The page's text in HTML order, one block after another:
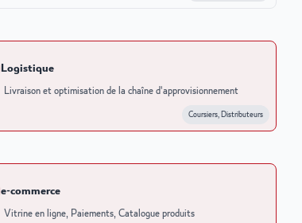
Logistique
Livraison et optimisation de la chaîne d'approvisionnement
Coursiers, Distributeurs
e-commerce
Vitrine en ligne, Paiements, Catalogue produits